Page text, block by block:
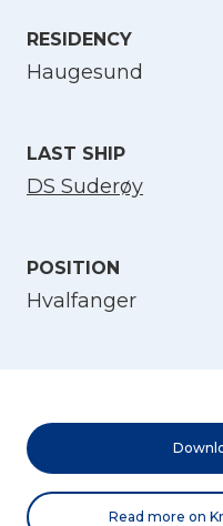
RESIDENCY
Haugesund
LAST SHIP
DS Suderøy
POSITION
Hvalfanger
Read more on
Norsk bokmål